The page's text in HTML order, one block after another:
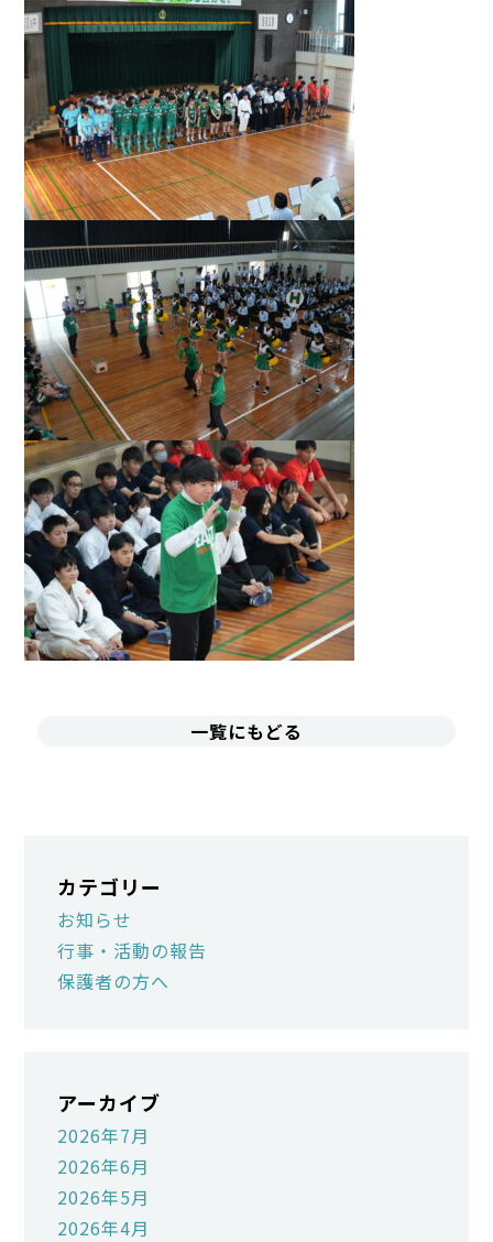
一覧にもどる
カテゴリー
お知らせ
行事・活動の報告
保護者の方へ
アーカイブ
2026年7月
2026年6月
2026年5月
2026年4月